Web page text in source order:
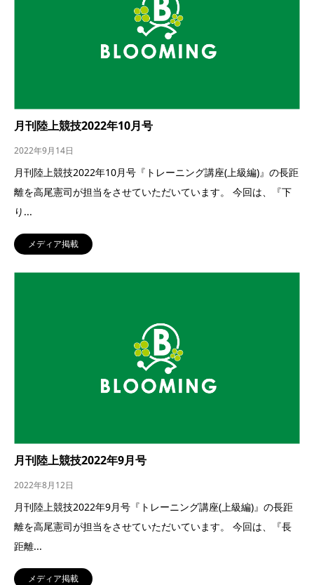
月刊陸上競技2022年10月号
2022年9月14日
月刊陸上競技2022年10月号『トレーニング講座(上級編)』の長距
離を高尾憲司が担当をさせていただいています。 今回は、『下
り...
メディア掲載
月刊陸上競技2022年9月号
2022年8月12日
月刊陸上競技2022年9月号『トレーニング講座(上級編)』の長距
離を高尾憲司が担当をさせていただいています。 今回は、『長
距離...
メディア掲載